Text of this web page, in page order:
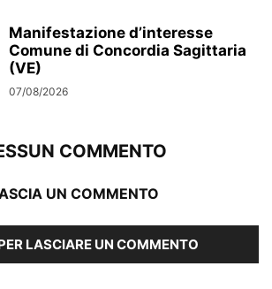
Manifestazione d’interesse
Comune di Concordia Sagittaria
(VE)
07/08/2026
COMMENTO
UN COMMENTO
LASCIARE UN COMMENTO